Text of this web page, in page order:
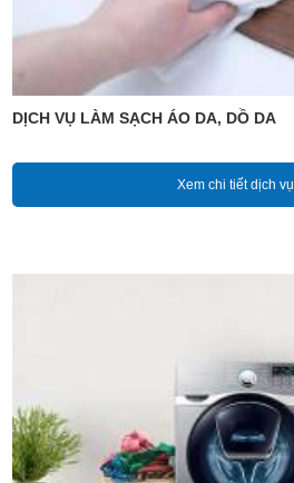
DỊCH VỤ LÀM SẠCH ÁO DA, DỒ DA
Xem chi tiết dịch vụ